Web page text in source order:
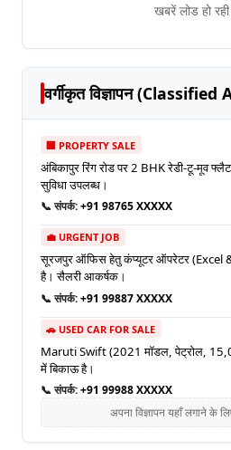
खबरें लोड हो
वर्गीकृत विज्ञापन (Classified
🏢 PROPERTY SALE
अंबिकापुर रिंग रोड पर 2 BHK रेडी-टू-मूव
सुविधा उपलब्ध।
📞 संपर्क:+91 98765 XXXXX
💼 URGENT JOB
सूरजपुर ऑफिस हेतु कंप्यूटर ऑपरेटर (Excel
है। सैलरी आकर्षक।
📞 संपर्क:+91 99887 XXXXX
🚗 USED CAR FOR SALE
Maruti Swift (2021 मॉडल, पेट्रोल,
में बिकाऊ है।
📞 संपर्क:+91 99988 XXXXX
अपना विज्ञापन यहाँ लगाने के